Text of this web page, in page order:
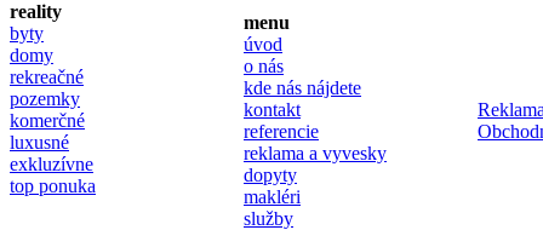
reality
byty
domy
rekreačné
pozemky
komerčné
luxusné
exkluzívne
top ponuka
menu
úvod
o nás
kde nás nájdete
kontakt
referencie
reklama a vyvesky
dopyty
makléri
služby